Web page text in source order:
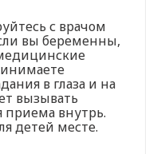
с врачом
вы беременны,
в глаза и на
вызывать
приема внутрь.
детей месте.